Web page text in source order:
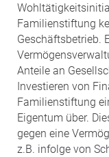
Familienstiftung
Geschäftsbetrieb.
Anteile an
Investieren von
Familienstiftung
Eigentum über.
gegen eine
z.B. infolge von